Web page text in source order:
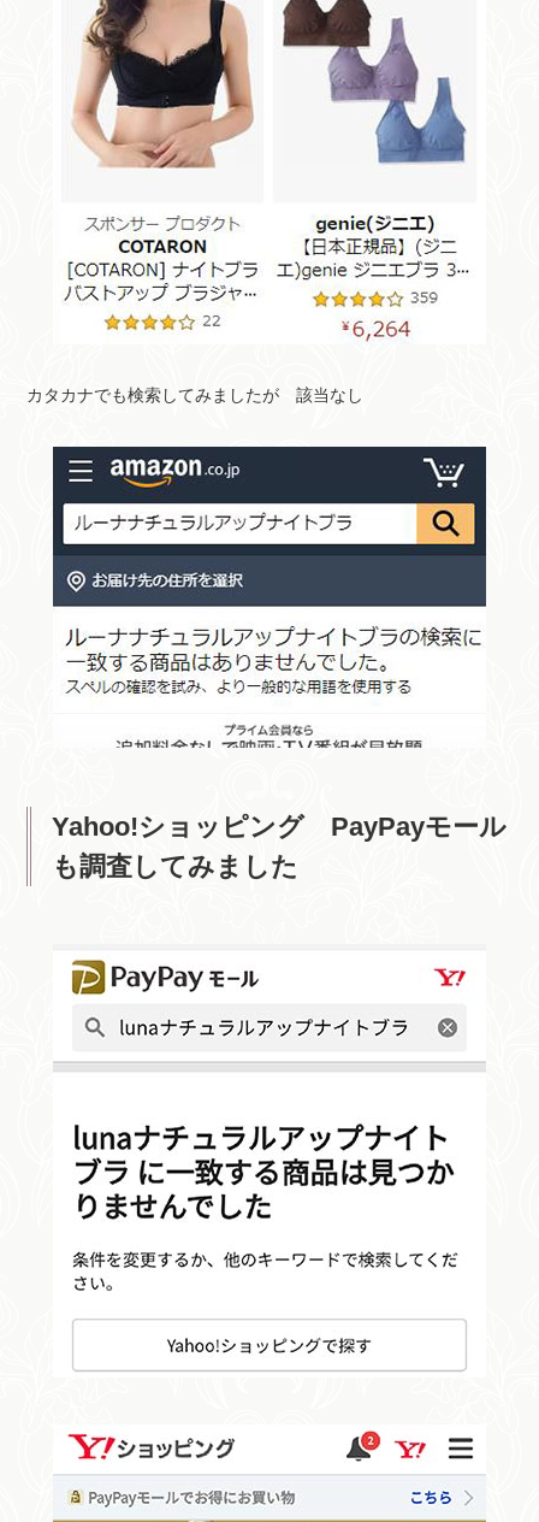
カタカナでも検索してみましたが 該当なし
Yahoo!ショッピング PayPayモール
も調査してみました